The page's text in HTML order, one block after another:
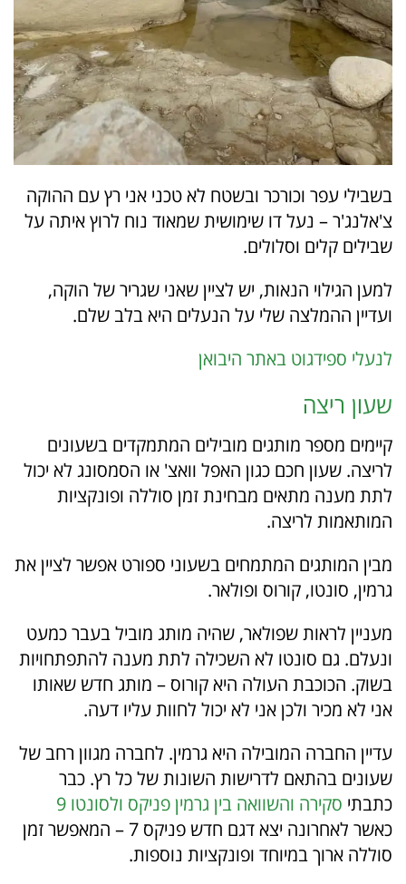
בשבילי עפר וכורכר ובשטח לא טכני אני רץ עם ההוקה
צ'אלנג'ר – נעל דו שימושית שמאוד נוח לרוץ איתה על
שבילים קלים וסלולים.
למען הגילוי הנאות, יש לציין שאני שגריר של הוקה,
ועדיין ההמלצה שלי על הנעלים היא בלב שלם.
לנעלי ספידגוט באתר היבואן
שעון ריצה
קיימים מספר מותגים מובילים המתמקדים בשעונים
לריצה. שעון חכם כגון האפל וואצ' או הסמסונג לא יכול
לתת מענה מתאים מבחינת זמן סוללה ופונקציות
המותאמות לריצה.
מבין המותגים המתמחים בשעוני ספורט אפשר לציין את
גרמין, סונטו, קורוס ופולאר.
מעניין לראות שפולאר, שהיה מותג מוביל בעבר כמעט
ונעלם. גם סונטו לא השכילה לתת מענה להתפתחויות
בשוק. הכוכבת העולה היא קורוס – מותג חדש שאותו
אני לא מכיר ולכן אני לא יכול לחוות עליו דעה.
עדיין החברה המובילה היא גרמין. לחברה מגוון רחב של
שעונים בהתאם לדרישות השונות של כל רץ. כבר
כתבתי סקירה והשוואה בין גרמין פניקס ולסונטו 9
כאשר לאחרונה יצא דגם חדש פניקס 7 – המאפשר זמן
סוללה ארוך במיוחד ופונקציות נוספות.